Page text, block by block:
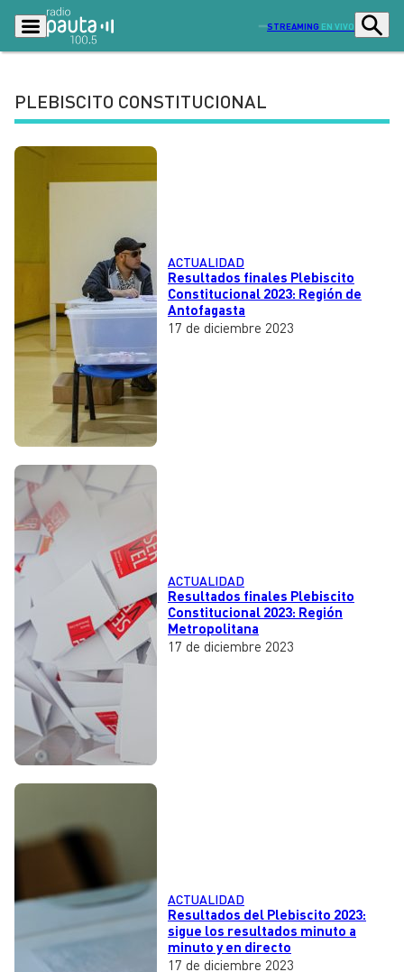
STREAMING EN VIVO
Lo Último
Radio en vivo
Tendencias Deportes
Entretención y Cultura
Dato en Pauta
Contenido Patrocinado
PLEBISCITO CONSTITUCIONAL
ACTUALIDAD
Resultados finales Plebiscito
Constitucional 2023: Región de
Antofagasta
17 de diciembre 2023
ACTUALIDAD
Resultados finales Plebiscito
Constitucional 2023: Región
Metropolitana
17 de diciembre 2023
ACTUALIDAD
Resultados del Plebiscito 2023:
sigue los resultados minuto a
minuto y en directo
17 de diciembre 2023